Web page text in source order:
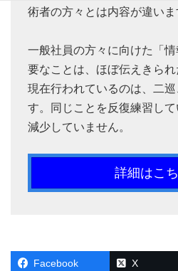
術者の方々とは内容が違いま
一般社員の方々に向けた「
要なことは、ほぼ伝えきられ
現在行われているのは、二
す。同じことを反復練習し
減少していません。
詳細はこ
Facebook X